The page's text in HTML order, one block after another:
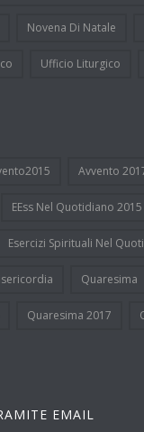
Novena Di Natale
Ufficio Liturgico
Avvento
EEss Nel Quotidiano 2015
Esercizi Spirituali Nel
Quaresima
Quaresima 2017
EMAIL